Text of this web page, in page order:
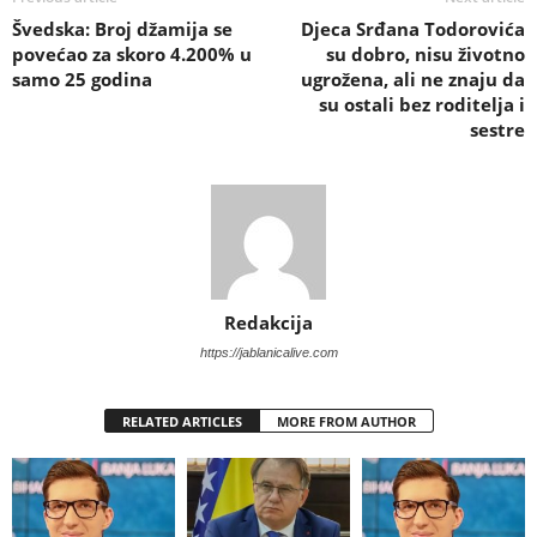
Švedska: Broj džamija se
povećao za skoro 4.200% u
samo 25 godina
Djeca Srđana Todorovića
su dobro, nisu životno
ugrožena, ali ne znaju da
su ostali bez roditelja i
sestre
Redakcija
https://jablanicalive.com
RELATED ARTICLES MORE FROM AUTHOR